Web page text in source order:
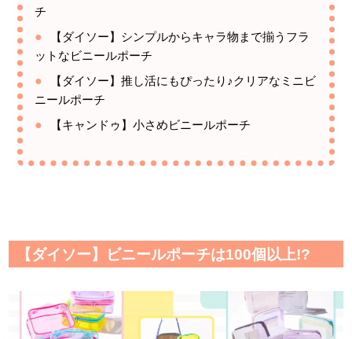
チ
【ダイソー】シンプルからキャラ物まで揃うフラ
ットなビニールポーチ
【ダイソー】推し活にもぴったり♪クリアなミニビ
ニールポーチ
【キャンドゥ】小さめビニールポーチ
【ダイソー】ビニールポーチは100個以上!?